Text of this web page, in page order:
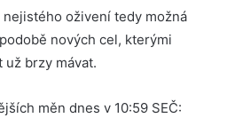
oživení tedy možná
nových cel, kterými
už brzy mávat.
měn dnes v 10:59 SEČ: